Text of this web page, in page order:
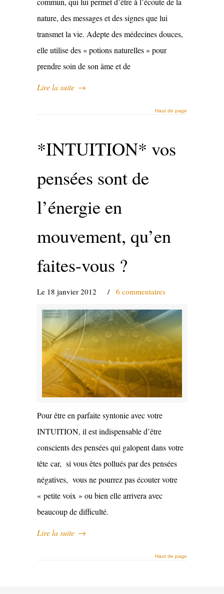
nature, des messages et des signes que lui
transmet la vie. Adepte des médecines douces,
elle utilise des « potions naturelles » pour
prendre soin de son âme et de
Lire la suite →
Haut de page
*INTUITION* vos
pensées sont de
l’énergie en
mouvement, qu’en
faites-vous ?
Le 18 janvier 2012 / 6 commentaires
Pour être en parfaite syntonie avec votre
INTUITION, il est indispensable d’être
conscients des pensées qui galopent dans votre
tête car, si vous êtes pollués par des pensées
négatives, vous ne pourrez pas écouter votre
« petite voix » ou bien elle arrivera avec
beaucoup de difficulté.
Lire la suite →
Haut de page